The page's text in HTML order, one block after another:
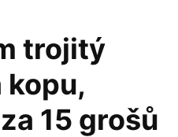
trojitý
15 grošů